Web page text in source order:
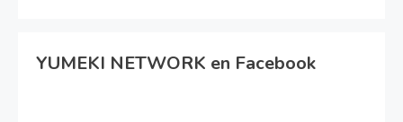
YUMEKI NETWORK en Facebook